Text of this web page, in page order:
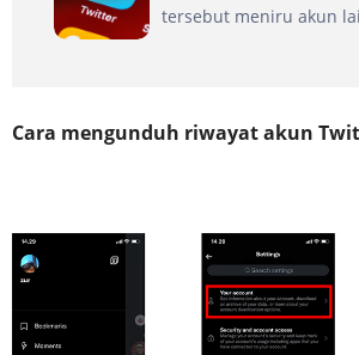
tersebut meniru akun
Cara mengunduh riwayat akun